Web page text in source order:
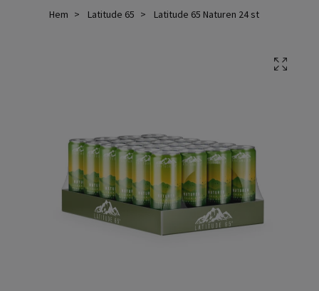
Hem Latitude 65 Latitude 65 Naturen 24 st